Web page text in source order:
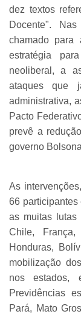
dez textos
Docente".
chamado para
estratégia
neoliberal, a
ataques que
administrativa,
Pacto
prevê a
governo
As
66 participantes
as muitas lutas
Chile, França,
Honduras,
mobilização
nos estados,
Previdências
Pará, Mato